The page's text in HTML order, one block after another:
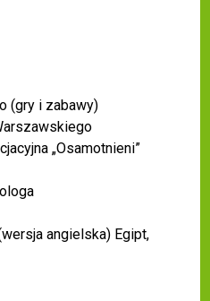
(gry i zabawy)
„Osamotnieni”
angielska) Egipt,